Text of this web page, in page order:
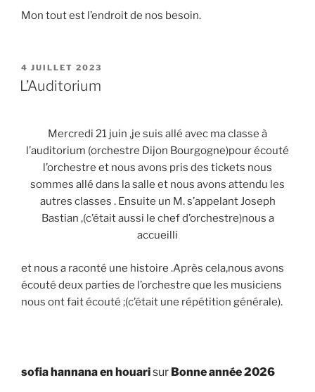
Mon tout est l’endroit de nos besoin.
PUBLIÉ
LE
4 JUILLET 2023
L’Auditorium
Mercredi 21 juin ,je suis allé avec ma classe à
l’auditorium (orchestre Dijon Bourgogne)pour écouté
l’orchestre et nous avons pris des tickets nous
sommes allé dans la salle et nous avons attendu les
autres classes . Ensuite un M. s’appelant Joseph
Bastian ,(c’était aussi le chef d’orchestre)nous a
accueilli
et nous a raconté une histoire .Après cela,nous avons
écouté deux parties de l’orchestre que les musiciens
nous ont fait écouté ;(c’était une répétition générale).
sofia hannana en houarisur Bonne année 2026